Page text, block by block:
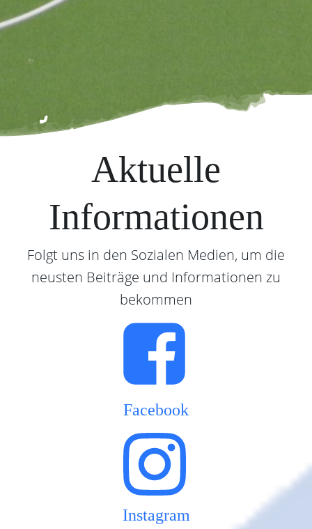
Aktuelle
Informationen
Folgt uns in den Sozialen Medien, um die
neusten Beiträge und Informationen zu
bekommen
Facebook
Instagram